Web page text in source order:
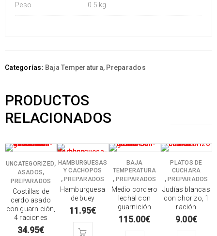
Peso 0.5 kg
Categorías: Baja Temperatura, Preparados
PRODUCTOS
RELACIONADOS
UNCATEGORIZED,
ASADOS,
PREPARADOS
Costillas de
cerdo asado
con guarnición,
4 raciones
34.95€
HAMBURGUESAS
Y CACHOPOS
, PREPARADOS
Hamburguesa
de buey
11.95€
BAJA
TEMPERATURA
, PREPARADOS
Medio cordero
lechal con
guarnición
115.00€
PLATOS DE
CUCHARA
, PREPARADOS
Judías blancas
con chorizo, 1
ración
9.00€